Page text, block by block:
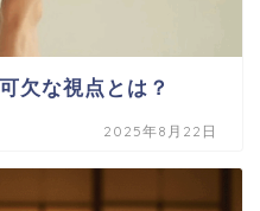
欠な視点とは？
2025年8月22日